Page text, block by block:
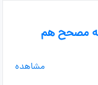
به مصحح هم
مشاهده